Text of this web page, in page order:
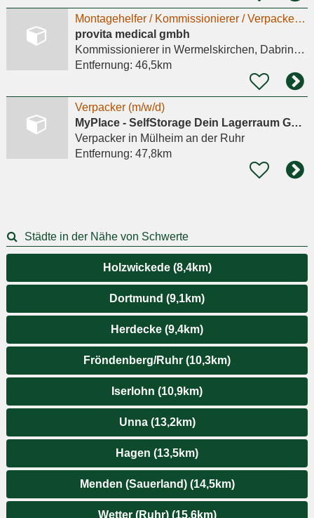
Montagehelfer / Kommissionierer / Verpacker (m/w/d)
provita medical gmbh
Kommissioniererin Wermelskirchen, Dabringhausen
Entfernung: 46,5km
Verpacker (m/w/d)
MyPlace - SelfStorage Dein Lagerraum GmbH
Verpackerin Mülheim an der Ruhr
Entfernung: 47,8km
Städte in der Nähe von Schwerte
Holzwickede (8,4km)
Dortmund (9,1km)
Herdecke (9,4km)
Fröndenberg/Ruhr (10,3km)
Iserlohn (10,9km)
Unna (13,2km)
Hagen (13,5km)
Menden (Sauerland) (14,5km)
Wetter (Ruhr) (15,6km)